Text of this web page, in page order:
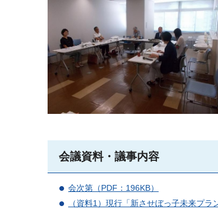
会議資料・議事内容
会次第（PDF：196KB）
（資料1）現行「新させぼっ子未来プ